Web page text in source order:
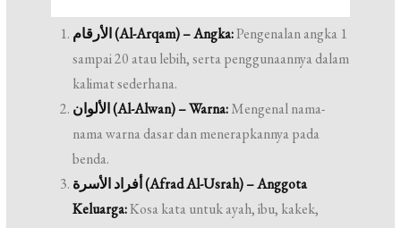
الأرقام (Al-Arqam) – Angka:Pengenalan angka 1
sampai 20 atau lebih, serta penggunaannya dalam
kalimat sederhana.
الألوان (Al-Alwan) – Warna:Mengenal nama-
nama warna dasar dan menerapkannya pada
benda.
أفراد الأسرة (Afrad Al-Usrah) – Anggota
Keluarga:Kosa kata untuk ayah, ibu, kakek,